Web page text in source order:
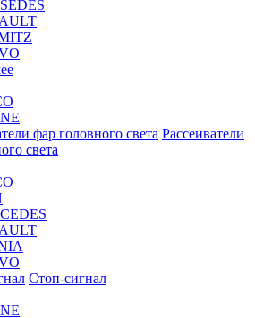
Рассеиватели
света
Стоп-сигнал